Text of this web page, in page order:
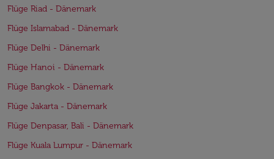
Flüge Riad - Dänemark
Flüge Islamabad - Dänemark
Flüge Delhi - Dänemark
Flüge Hanoi - Dänemark
Flüge Bangkok - Dänemark
Flüge Jakarta - Dänemark
Flüge Denpasar, Bali - Dänemark
Flüge Kuala Lumpur - Dänemark